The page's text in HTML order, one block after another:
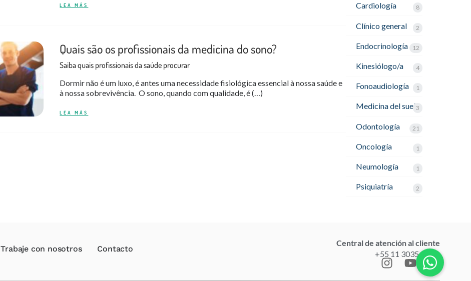
LEA MÁS
Quais são os profissionais da medicina do sono?
Saiba quais profissionais da saúde procurar
Dormir não é um luxo, é antes uma necessidade fisiológica essencial à nossa saúde e
à nossa sobrevivência. O sono, quando com qualidade, é (…)
LEA MÁS
Cardiología 8
Clínico general 2
Endocrinología 12
Kinesiólogo/a 4
Fonoaudiología 1
Medicina del sueño
3
Odontología 21
Oncología 1
Neumología 1
Psiquiatría 2
Trabaje con nosotros Contacto
Central de atención al cliente
+55 11 3035-1211